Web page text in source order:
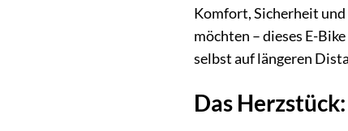
Komfort, Sicherheit und
möchten – dieses E-
selbst auf längeren
Das